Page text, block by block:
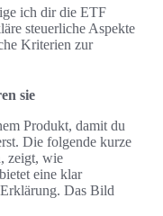
ich dir die ETF
steuerliche Aspekte
Kriterien zur
sie
Produkt, damit du
Die folgende kurze
zeigt, wie
eine klar
Das Bild